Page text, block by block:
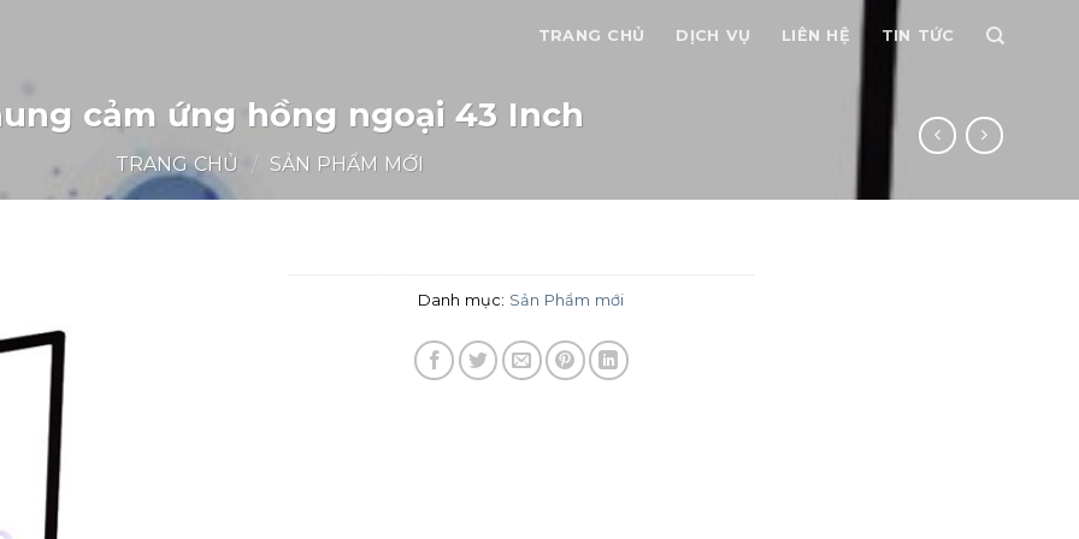
TRANG CHỦ DỊCH VỤ LIÊN HỆ TIN TỨC
cảm ứng hồng ngoại 43 Inch
TRANG CHỦ / SẢN PHẨM MỚI
Danh mục: Sản Phẩm mới